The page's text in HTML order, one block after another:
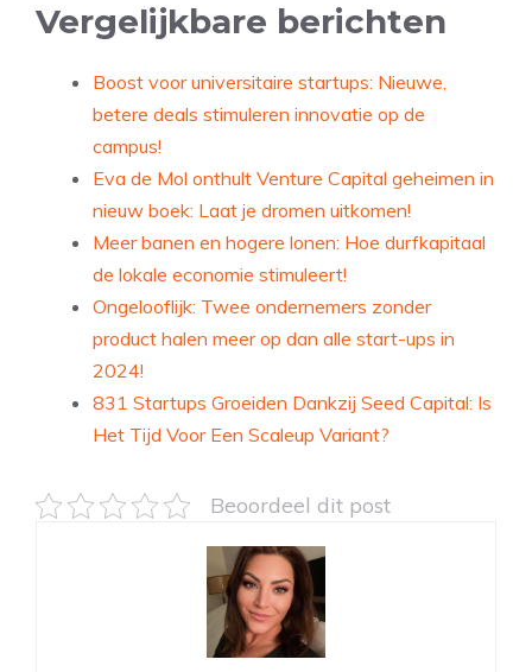
Vergelijkbare berichten
Boost voor universitaire startups: Nieuwe,
betere deals stimuleren innovatie op de
campus!
Eva de Mol onthult Venture Capital geheimen in
nieuw boek: Laat je dromen uitkomen!
Meer banen en hogere lonen: Hoe durfkapitaal
de lokale economie stimuleert!
Ongelooflijk: Twee ondernemers zonder
product halen meer op dan alle start-ups in
2024!
831 Startups Groeiden Dankzij Seed Capital: Is
Het Tijd Voor Een Scaleup Variant?
Beoordeel dit post